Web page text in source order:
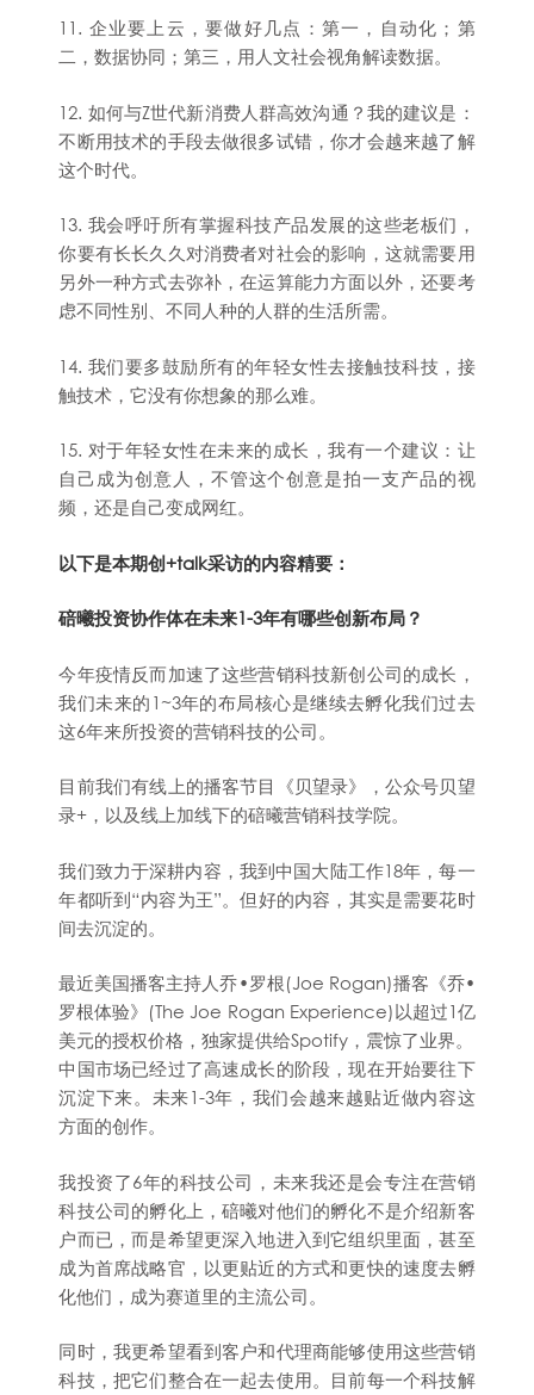
11. 企业要上云，要做好几点：第一，自动化；第
二，数据协同；第三，用人文社会视角解读数据。
12. 如何与Z世代新消费人群高效沟通？我的建议是：
不断用技术的手段去做很多试错，你才会越来越了解
这个时代。
13. 我会呼吁所有掌握科技产品发展的这些老板们，
你要有长长久久对消费者对社会的影响，这就需要用
另外一种方式去弥补，在运算能力方面以外，还要考
虑不同性别、不同人种的人群的生活所需。
14. 我们要多鼓励所有的年轻女性去接触技科技，接
触技术，它没有你想象的那么难。
15. 对于年轻女性在未来的成长，我有一个建议：让
自己成为创意人，不管这个创意是拍一支产品的视
频，还是自己变成网红。
以下是本期创+talk采访的内容精要：
碚曦投资协作体在未来1-3年有哪些创新布局？
今年疫情反而加速了这些营销科技新创公司的成长，
我们未来的1~3年的布局核心是继续去孵化我们过去
这6年来所投资的营销科技的公司。
目前我们有线上的播客节目《贝望录》，公众号贝望
录+，以及线上加线下的碚曦营销科技学院。
我们致力于深耕内容，我到中国大陆工作18年，每一
年都听到“内容为王”。但好的内容，其实是需要花时
间去沉淀的。
最近美国播客主持人乔•罗根(Joe Rogan)播客《乔•
罗根体验》(The Joe Rogan Experience)以超过1亿
美元的授权价格，独家提供给Spotify，震惊了业界。
中国市场已经过了高速成长的阶段，现在开始要往下
沉淀下来。未来1-3年，我们会越来越贴近做内容这
方面的创作。
我投资了6年的科技公司，未来我还是会专注在营销
科技公司的孵化上，碚曦对他们的孵化不是介绍新客
户而已，而是希望更深入地进入到它组织里面，甚至
成为首席战略官，以更贴近的方式和更快的速度去孵
化他们，成为赛道里的主流公司。
同时，我更希望看到客户和代理商能够使用这些营销
科技，把它们整合在一起去使用。目前每一个科技解